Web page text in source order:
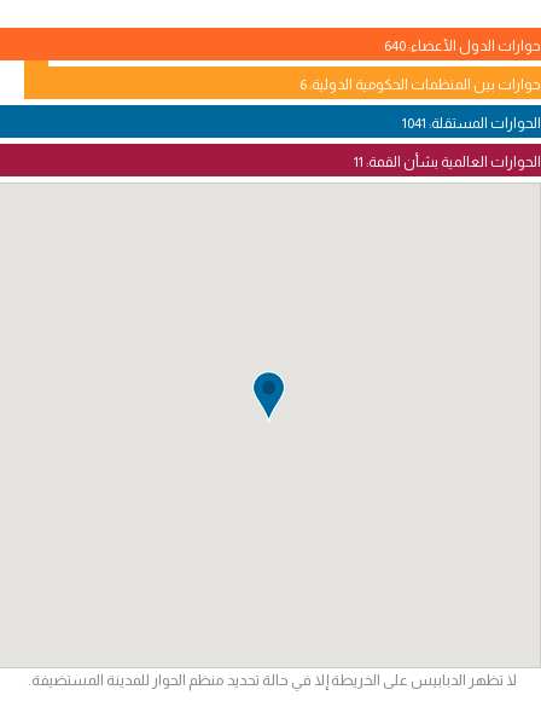
حوارات الدول الأعضاء: 640
حوارات بين المنظمات الحكومية الدولية: 6
الحوارات المستقلة: 1041
الحوارات العالمية بشأن القمة: 11
لا تظهر الدبابيس على الخريطة إلا في حالة تحديد منظم الحوار للمدينة المستضيفة.